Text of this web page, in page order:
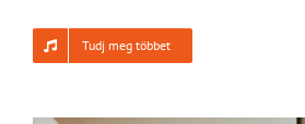
Tudj meg többet